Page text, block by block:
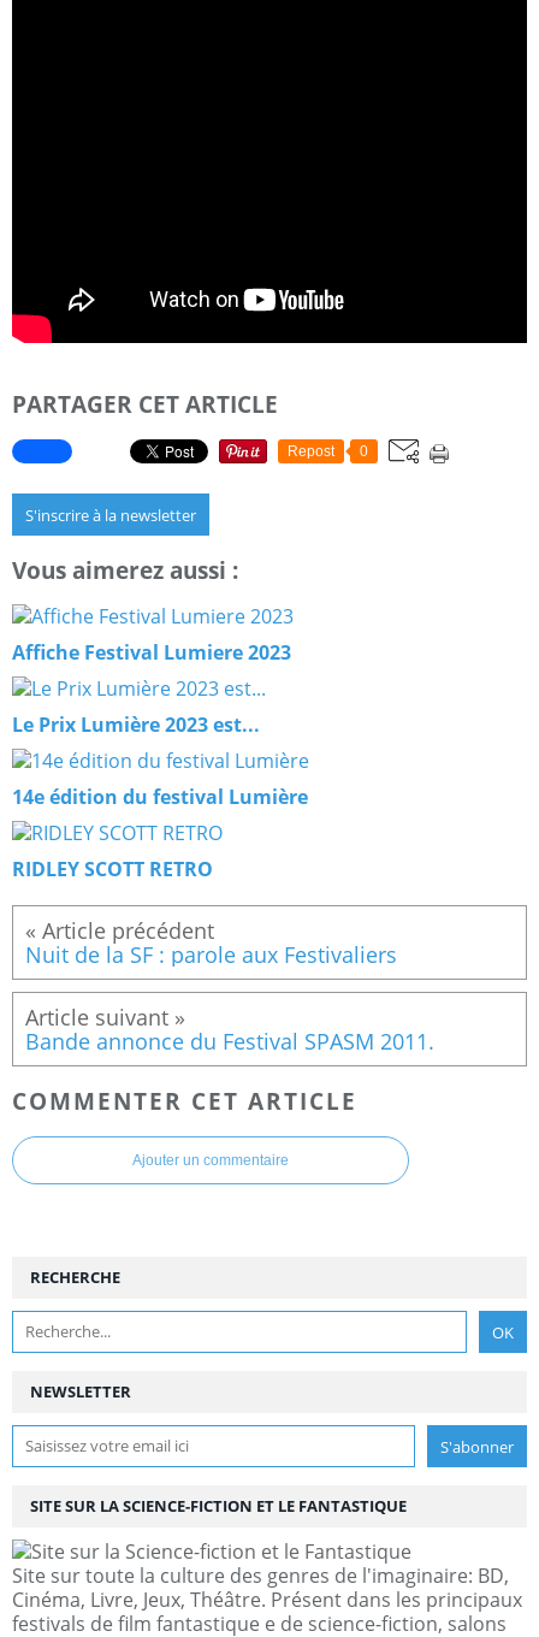
PARTAGER CET ARTICLE
Repost 0
S'inscrire à la newsletter
Vous aimerez aussi :
Affiche Festival Lumiere 2023
Le Prix Lumière 2023 est...
14e édition du festival Lumière
RIDLEY SCOTT RETRO
Nuit de la SF : parole aux Festivaliers
Bande annonce du Festival SPASM 2011.
COMMENTER CET ARTICLE
Ajouter un commentaire
NEWSLETTER
RECHERCHE
SITE SUR LA SCIENCE-FICTION ET LE FANTASTIQUE
Site sur toute la culture des genres de l'imaginaire: BD,
Cinéma, Livre, Jeux, Théâtre. Présent dans les principaux
festivals de film fantastique e de science-fiction, salons